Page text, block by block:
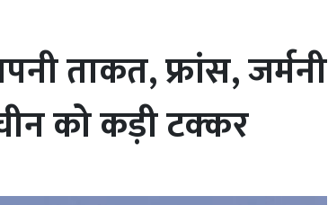
ताकत, फ्रांस, जर्मनी
को कड़ी टक्‍कर